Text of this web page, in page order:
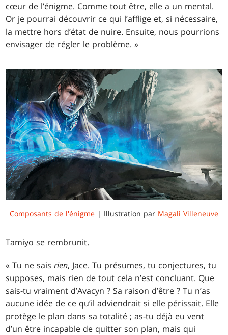
cœur de l’énigme. Comme tout être, elle a un mental.
Or je pourrai découvrir ce qui l’afflige et, si nécessaire,
la mettre hors d’état de nuire. Ensuite, nous pourrions
envisager de régler le problème. »
Composants de l'énigme | Illustration par Magali Villeneuve
Tamiyo se rembrunit.
« Tu ne saisrien, Jace. Tu présumes, tu conjectures, tu
supposes, mais rien de tout cela n’est concluant. Que
sais-tu vraiment d’Avacyn ? Sa raison d’être ? Tu n’as
aucune idée de ce qu’il adviendrait si elle périssait. Elle
protège le plan dans sa totalité ; as-tu déjà eu vent
d’un être incapable de quitter son plan, mais qui